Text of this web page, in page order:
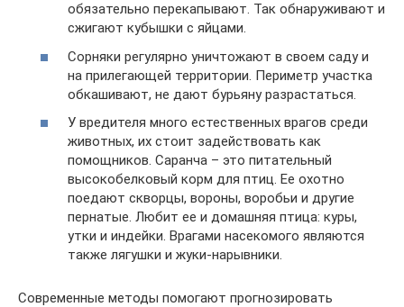
обязательно перекапывают. Так обнаруживают и
сжигают кубышки с яйцами.
Сорняки регулярно уничтожают в своем саду и
на прилегающей территории. Периметр участка
обкашивают, не дают бурьяну разрастаться.
У вредителя много естественных врагов среди
животных, их стоит задействовать как
помощников. Саранча – это питательный
высокобелковый корм для птиц. Ее охотно
поедают скворцы, вороны, воробьи и другие
пернатые. Любит ее и домашняя птица: куры,
утки и индейки. Врагами насекомого являются
также лягушки и жуки-нарывники.
Современные методы помогают прогнозировать